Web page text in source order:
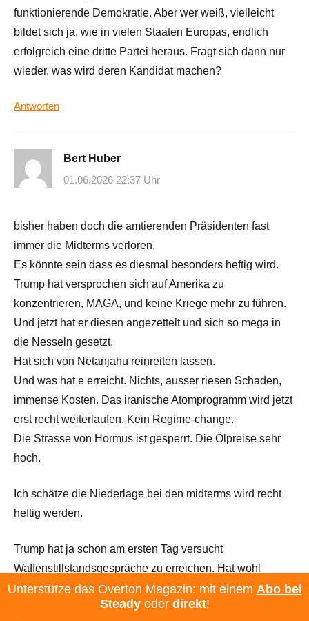
funktionierende Demokratie. Aber wer weiß, vielleicht
bildet sich ja, wie in vielen Staaten Europas, endlich
erfolgreich eine dritte Partei heraus. Fragt sich dann nur
wieder, was wird deren Kandidat machen?
Antworten
Bert Huber
01.06.2026 22:37 Uhr
bisher haben doch die amtierenden Präsidenten fast
immer die Midterms verloren.
Es könnte sein dass es diesmal besonders heftig wird.
Trump hat versprochen sich auf Amerika zu
konzentrieren, MAGA, und keine Kriege mehr zu führen.
Und jetzt hat er diesen angezettelt und sich so mega in
die Nesseln gesetzt.
Hat sich von Netanjahu reinreiten lassen.
Und was hat e erreicht. Nichts, ausser riesen Schaden,
immense Kosten. Das iranische Atomprogramm wird jetzt
erst recht weiterlaufen. Kein Regime-change.
Die Strasse von Hormus ist gesperrt. Die Ölpreise sehr
hoch.
Ich schätze die Niederlage bei den midterms wird recht
heftig werden.
Trump hat ja schon am ersten Tag versucht
Waffenstillstandsgespräche zu erreichen. Hat wohl
gemerkt , oh sh t. das war nicht gut.
Unterstütze das Overton Magazin: mit einem Abo bei
Steadyoder direkt!